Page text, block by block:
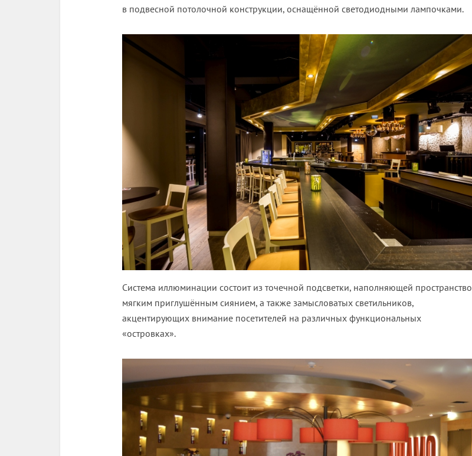
в подвесной потолочной конструкции, оснащённой светодиодными лампочками.
Система иллюминации состоит из точечной подсветки, наполняющей пространство
мягким приглушённым сиянием, а также замысловатых светильников,
акцентирующих внимание посетителей на различных функциональных
«островках».